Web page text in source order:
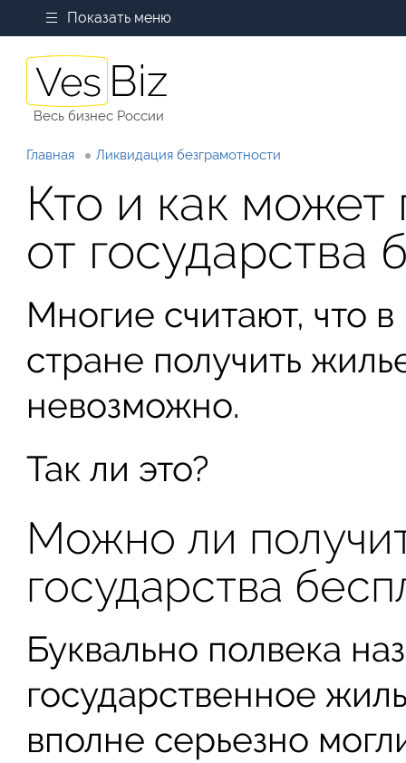
Показать меню
Весь бизнес России
Главная Ликвидация безграмотности
Кто и как может
от государства
Многие считают, что
стране получить
невозможно.
Так ли это?
Можно ли
государства
Буквально полвека
государственное
вполне серьезно